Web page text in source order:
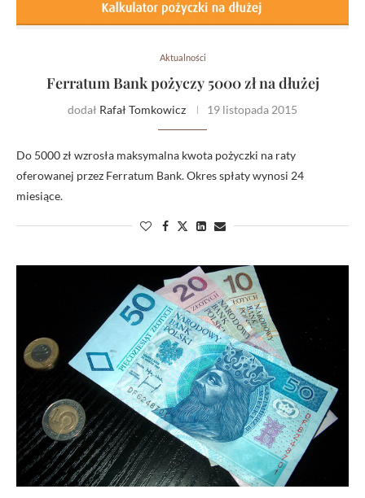
Aktualności
Ferratum Bank pożyczy 5000 zł na dłużej
dodał Rafał Tomkowicz 19 listopada 2015
Do 5000 zł wzrosła maksymalna kwota pożyczki na raty
oferowanej przez Ferratum Bank. Okres spłaty wynosi 24
miesiące.